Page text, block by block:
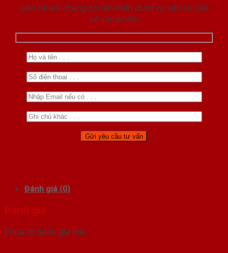
Liên hệ với chúng tôi để nhận được tư vấn chi tiết
về sản phẩm
Đánh giá (0)
Đánh giá
Chưa có đánh giá nào.